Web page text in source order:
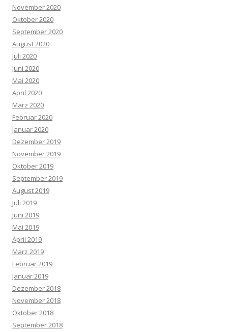
November 2020
Oktober 2020
September 2020
August 2020
Juli 2020
Juni 2020
Mai 2020
April 2020
März 2020
Februar 2020
Januar 2020
Dezember 2019
November 2019
Oktober 2019
September 2019
August 2019
Juli 2019
Juni 2019
Mai 2019
April 2019
März 2019
Februar 2019
Januar 2019
Dezember 2018
November 2018
Oktober 2018
September 2018